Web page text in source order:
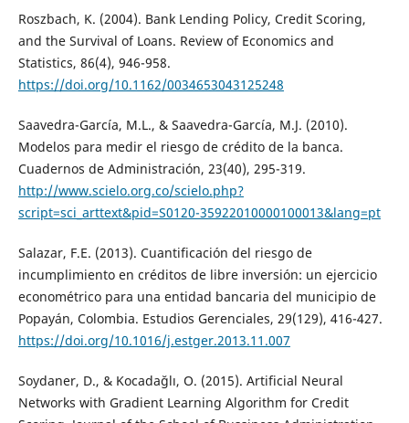
Roszbach, K. (2004). Bank Lending Policy, Credit Scoring,
and the Survival of Loans. Review of Economics and
Statistics, 86(4), 946-958.
https://doi.org/10.1162/0034653043125248
Saavedra-García, M.L., & Saavedra-García, M.J. (2010).
Modelos para medir el riesgo de crédito de la banca.
Cuadernos de Administración, 23(40), 295-319.
http://www.scielo.org.co/scielo.php?
script=sci_arttext&pid=S0120-35922010000100013&lang=pt
Salazar, F.E. (2013). Cuantificación del riesgo de
incumplimiento en créditos de libre inversión: un ejercicio
econométrico para una entidad bancaria del municipio de
Popayán, Colombia. Estudios Gerenciales, 29(129), 416-427.
https://doi.org/10.1016/j.estger.2013.11.007
Soydaner, D., & Kocadağlı, O. (2015). Artificial Neural
Networks with Gradient Learning Algorithm for Credit